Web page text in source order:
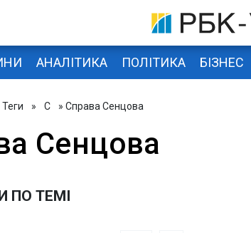
АНАЛІТИКА ПОЛІТИКА БІЗНЕС
Теги » С » Справа Сенцова
Сенцова
ПО ТЕМІ